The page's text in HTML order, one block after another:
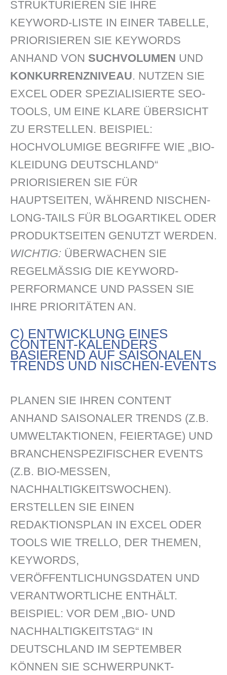
STRUKTURIEREN SIE IHRE
KEYWORD-LISTE IN EINER TABELLE,
PRIORISIEREN SIE KEYWORDS
ANHAND VON SUCHVOLUMEN UND
KONKURRENZNIVEAU. NUTZEN SIE
EXCEL ODER SPEZIALISIERTE SEO-
TOOLS, UM EINE KLARE ÜBERSICHT
ZU ERSTELLEN. BEISPIEL:
HOCHVOLUMIGE BEGRIFFE WIE „BIO-
KLEIDUNG DEUTSCHLAND“
PRIORISIEREN SIE FÜR
HAUPTSEITEN, WÄHREND NISCHEN-
LONG-TAILS FÜR BLOGARTIKEL ODER
PRODUKTSEITEN GENUTZT WERDEN.
WICHTIG: ÜBERWACHEN SIE
REGELMÄSSIG DIE KEYWORD-P
ERFORMANCE UND PASSEN SIE I
HRE PRIORITÄTEN AN.
C) ENTWICKLUNG EINES
CONTENT-KALENDERS
BASIEREND AUF SAISONALEN
TRENDS UND NISCHEN-EVENTS
PLANEN SIE IHREN CONTENT
ANHAND SAISONALER TRENDS (Z.B.
UMWELTAKTIONEN, FEIERTAGE) UND
BRANCHENSPEZIFISCHER EVENTS
(Z.B. BIO-MESSEN,
NACHHALTIGKEITSWOCHEN).
ERSTELLEN SIE EINEN
REDAKTIONSPLAN IN EXCEL ODER
TOOLS WIE TRELLO, DER THEMEN,
KEYWORDS,
VERÖFFENTLICHUNGSDATEN UND
VERANTWORTLICHE ENTHÄLT.
BEISPIEL: VOR DEM „BIO- UND
NACHHALTIGKEITSTAG“ IN
DEUTSCHLAND IM SEPTEMBER
KÖNNEN SIE SCHWERPUNKT-